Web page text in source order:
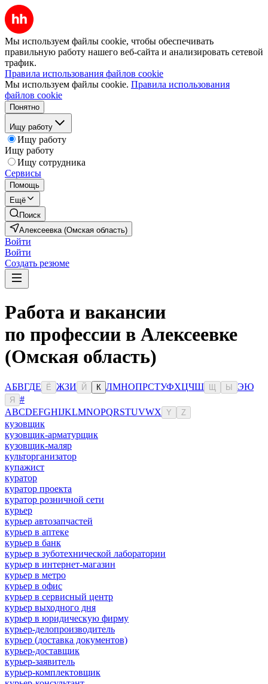
Мы используем файлы cookie, чтобы обеспечивать
правильную работу нашего веб-сайта и анализировать сетевой
трафик.
Правила использования файлов cookie
Мы используем файлы cookie. Правила использования
файлов cookie
Понятно
Ищу работу
Ищу работу
Ищу работу
Ищу сотрудника
Сервисы
Помощь
Ещё
Поиск
Алексеевка (Омская область)
Войти
Войти
Создать резюме
Работа и вакансии
по профессии в Алексеевке
(Омская область)
АБВГДЕ Ё ЖЗИ Й К ЛМНОПРСТУФХЦЧШ Ы ЭЮ
Я
#
ABCDEFGHIJKLMNOPQRSTUVWX Y Z
кузовщик
кузовщик-арматурщик
кузовщик-маляр
культорганизатор
купажист
куратор
куратор проекта
куратор розничной сети
курьер
курьер автозапчастей
курьер в аптеке
курьер в банк
курьер в зуботехнической лаборатории
курьер в интернет-магазин
курьер в метро
курьер в офис
курьер в сервисный центр
курьер выходного дня
курьер в юридическую фирму
курьер-делопроизводитель
курьер (доставка документов)
курьер-доставщик
курьер-заявитель
курьер-комплектовщик